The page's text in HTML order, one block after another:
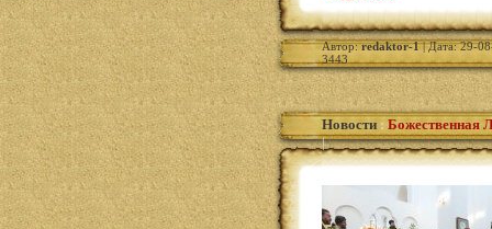
Автор:redaktor-1| Дата: 29-
3443
Новости : Божественная
|